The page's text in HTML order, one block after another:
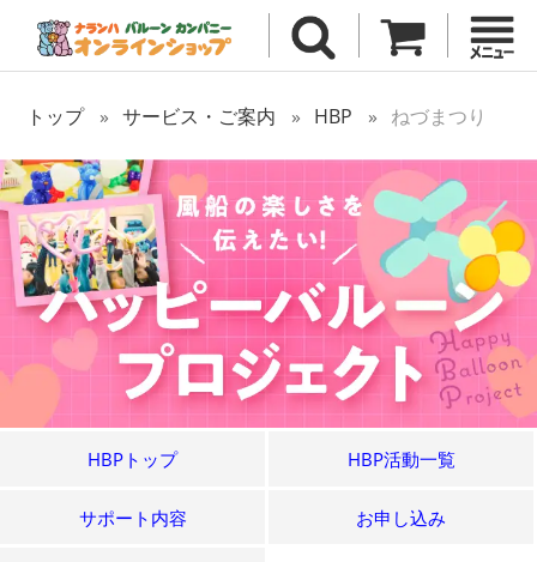
トップ サービス・ご案内 HBP ねづまつり
HBPトップ HBP活動一覧
サポート内容 お申し込み